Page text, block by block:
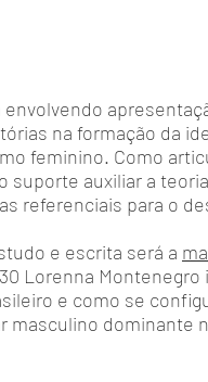
na formação da
feminino. Como
auxiliar a
referenciais para o
e escrita será a
Lorenna
e como se
masculino dominante